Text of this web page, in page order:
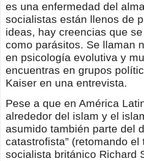
es una enfermedad del
socialistas están llenos de
ideas, hay creencias que
como parásitos. Se llaman
en psicología evolutiva y
encuentras en grupos
Kaiser en una entrevista.
Pese a que en América
alrededor del islam y el
asumido también parte del
catastrofista” (retomando
socialista británico Richard